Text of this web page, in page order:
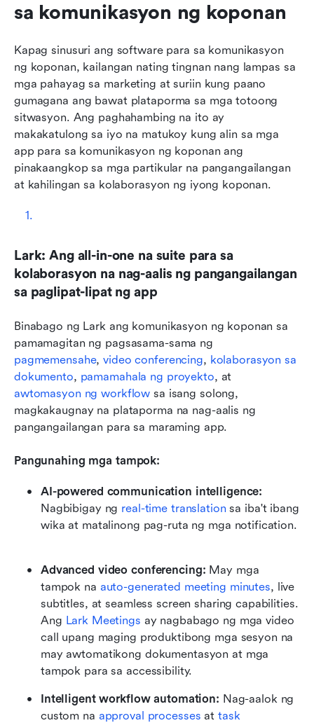
sa komunikasyon ng koponan
Kapag sinusuri ang software para sa komunikasyon
ng koponan, kailangan nating tingnan nang lampas sa
mga pahayag sa marketing at suriin kung paano
gumagana ang bawat plataporma sa mga totoong
sitwasyon. Ang paghahambing na ito ay
makakatulong sa iyo na matukoy kung alin sa mga
app para sa komunikasyon ng koponan ang
pinakaangkop sa mga partikular na pangangailangan
at kahilingan sa kolaborasyon ng iyong koponan.
Lark: Ang all-in-one na suite para sa
kolaborasyon na nag-aalis ng pangangailangan
sa paglipat-lipat ng app
Binabago ng Lark ang komunikasyon ng koponan sa
pagmemensahe, video conferencing, kolaborasyon sa
dokumento, pamamahala ng proyekto
awtomasyon ng workflow sa isang solong,
magkakaugnay na plataporma na nag-aalis ng
pangangailangan para sa maraming app.
Pangunahing mga tampok:
AI-powered communication intelligence:
Nagbibigay ng real-time translation sa iba't ibang
Advanced video conferencing: May mga
tampok na auto-generated meeting minutes, live
subtitles, at seamless screen sharing capabilities.
Ang Lark Meetings ay nagbabago ng mga video
call upang maging produktibong mga sesyon na
may awtomatikong dokumentasyon at mga
tampok para sa accessibility.
Intelligent workflow automation: Nag-aalok ng
custom na approval processes at task